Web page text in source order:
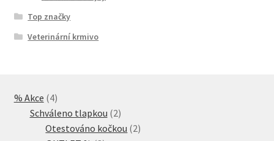
Top značky
Veterinární krmivo
% Akce 44
produkty
Schváleno tlapkou 22
produkty
Otestováno kočkou 22